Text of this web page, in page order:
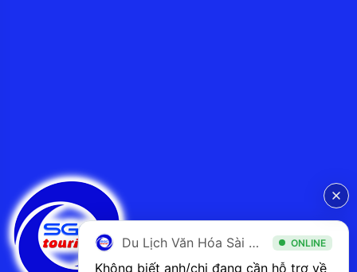
Du Lịch Văn Hóa Sài Gòn ONLINE
Không biết anh/chị đang cần hỗ trợ về